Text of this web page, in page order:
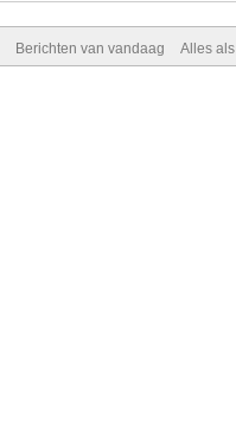
Berichten van vandaag Alles